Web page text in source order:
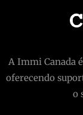
A Immi Canada
oferecendo
o